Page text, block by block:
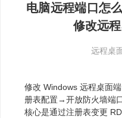
电脑远程端口怎
修改远
远程桌
修改 Windows 远程桌面
册表配置→开放防火墙端
核心是通过注册表变更